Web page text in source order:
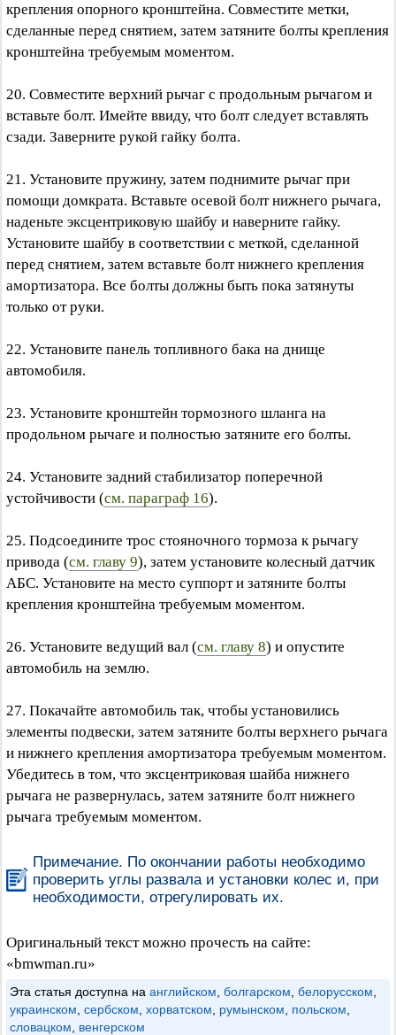
крепления опорного кронштейна. Совместите метки,
сделанные перед снятием, затем затяните болты крепления
кронштейна требуемым моментом.
20. Совместите верхний рычаг с продольным рычагом и
вставьте болт. Имейте ввиду, что болт следует вставлять
сзади. Заверните рукой гайку болта.
21. Установите пружину, затем поднимите рычаг при
помощи домкрата. Вставьте осевой болт нижнего рычага,
наденьте эксцентриковую шайбу и наверните гайку.
Установите шайбу в соответствии с меткой, сделанной
перед снятием, затем вставьте болт нижнего крепления
амортизатора. Все болты должны быть пока затянуты
только от руки.
22. Установите панель топливного бака на днище
автомобиля.
23. Установите кронштейн тормозного шланга на
продольном рычаге и полностью затяните его болты.
24. Установите задний стабилизатор поперечной
устойчивости (см. параграф 16).
25. Подсоедините трос стояночного тормоза к рычагу
привода (см. главу 9), затем установите колесный датчик
АБС. Установите на место суппорт и затяните болты
крепления кронштейна требуемым моментом.
26. Установите ведущий вал (см. главу 8) и опустите
автомобиль на землю.
27. Покачайте автомобиль так, чтобы установились
элементы подвески, затем затяните болты верхнего рычага
и нижнего крепления амортизатора требуемым моментом.
Убедитесь в том, что эксцентриковая шайба нижнего
рычага не развернулась, затем затяните болт нижнего
рычага требуемым моментом.
Примечание. По окончании работы необходимо
проверить углы развала и установки колес и, при
необходимости, отрегулировать их.
Оригинальный текст можно прочесть на сайте:
«bmwman.ru»
Эта статья доступна на английском болгарском белорусском
украинском сербском хорватском румынском польском
словацком
венгерском